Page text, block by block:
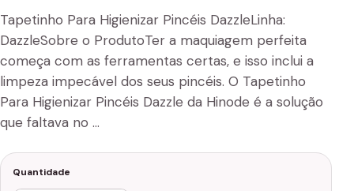
Tapetinho Para Higienizar Pincéis DazzleLinha:
DazzleSobre o ProdutoTer a maquiagem perfeita
começa com as ferramentas certas, e isso inclui a
limpeza impecável dos seus pincéis. O Tapetinho
Para Higienizar Pincéis Dazzle da Hinode é a solução
que faltava no …
Quantidade